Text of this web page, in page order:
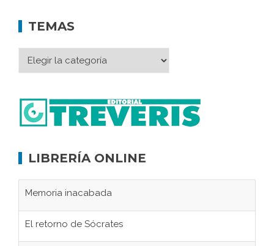
TEMAS
LIBRERÍA ONLINE
Memoria inacabada
El retorno de Sócrates